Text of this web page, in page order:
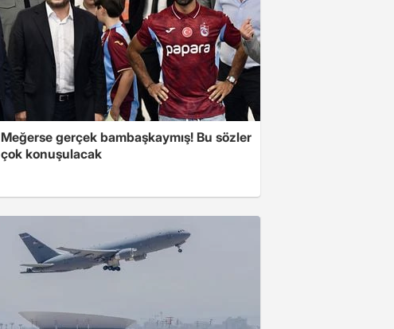
Meğerse gerçek bambaşkaymış! Bu sözler
çok konuşulacak